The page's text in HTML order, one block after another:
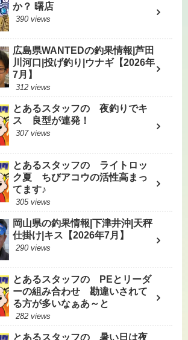
か？ 曙店
390 views
広島県WANTEDの釣果情報|芦田
川河口|投げ釣り|ウナギ【2026年
7月】
312 views
とあるスタッフの 夜釣りでキ
ス 良型が連発！
307 views
とあるスタッフの ライトロッ
ク夏 ちびアコウの活性高まっ
てます♪
305 views
岡山県の釣果情報|下津井沖|天秤
仕掛け|キス【2026年7月】
290 views
とあるスタッフの PEとリーダ
ーの組み合わせ 勘違いされて
る方が多いなぁあ～と
282 views
とあるスタッフの 暑い日は夜